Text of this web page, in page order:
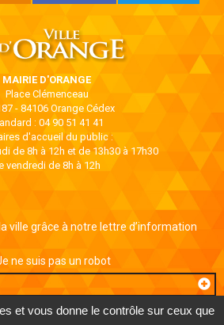
MAIRIE D'ORANGE
Place Clémenceau
- 84106 Orange Cédex
: 04 90 51 41 41
d'accueil du public :
de 8h à 12h et de 13h30 à 17h30
vendredi de 8h à 12h
ville grâce à notre lettre d’information
ne suis pas un robot
Email
et vous donne le contrôle sur ceux que